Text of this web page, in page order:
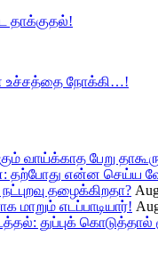
தாக்குதல்!
உச்சத்தை நோக்கி…!
வாய்க்காத பேறு
தற்போது என்ன செய்ய
தழைக்கிறதா?
மாறும் எடப்பாடியார்!
துப்புக் கொடுத்தால்